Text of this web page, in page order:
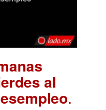
al
.